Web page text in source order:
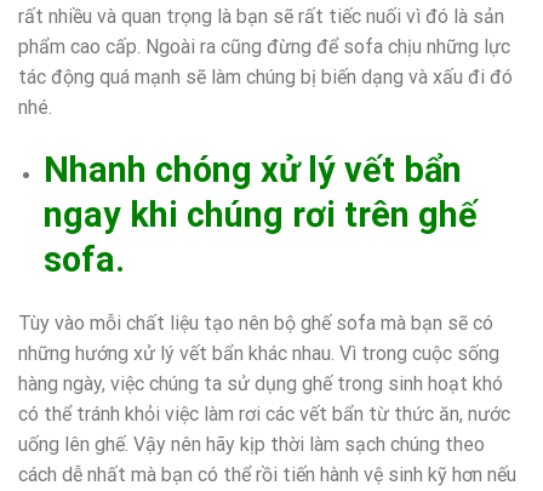
rất nhiều và quan trọng là bạn sẽ rất tiếc nuối vì đó là sản
phẩm cao cấp. Ngoài ra cũng đừng để sofa chịu những lực
tác động quá mạnh sẽ làm chúng bị biến dạng và xấu đi đó
nhé.
Nhanh chóng xử lý vết bẩn
ngay khi chúng rơi trên ghế
sofa.
Tùy vào mỗi chất liệu tạo nên bộ ghế sofa mà bạn sẽ có
những hướng xử lý vết bẩn khác nhau. Vì trong cuộc sống
hàng ngày, việc chúng ta sử dụng ghế trong sinh hoạt khó
có thể tránh khỏi việc làm rơi các vết bẩn từ thức ăn, nước
uống lên ghế. Vậy nên hãy kịp thời làm sạch chúng theo
cách dễ nhất mà bạn có thể rồi tiến hành vệ sinh kỹ hơn nếu